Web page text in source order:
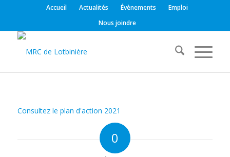
Accueil Actualités Évènements
Emploi
Nous joindre
Consultez le plan d'action 2021
0